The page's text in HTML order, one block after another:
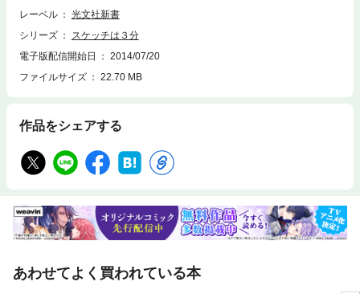
レーベル
光文社新書
シリーズ
スケッチは３分
電子版配信開始日
2014/07/20
ファイルサイズ
22.70 MB
作品をシェアする
あわせてよく買われている本